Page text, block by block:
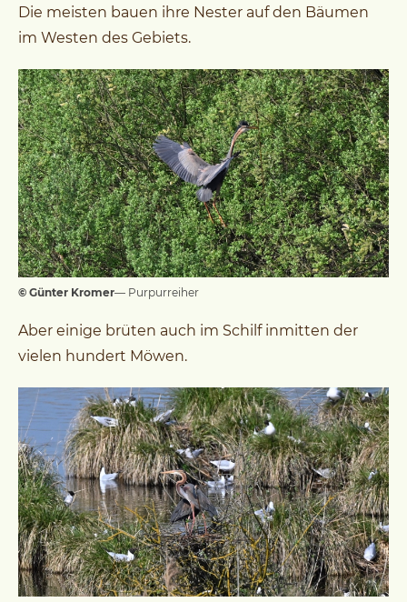
Die meisten bauen ihre Nester auf den Bäumen
im Westen des Gebiets.
© Günter Kromer— Purpurreiher
Aber einige brüten auch im Schilf inmitten der
vielen hundert Möwen.